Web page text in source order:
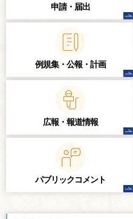
申請・届出
例規集・公報・計画
広報・報道情報
パブリックコメント